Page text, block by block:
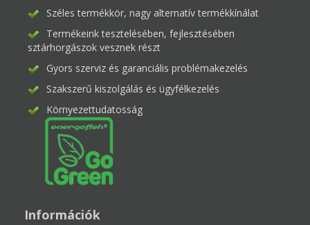
Széles termékkör, nagy alternatív termékkínálat
Termékeink tesztelésében, fejlesztésében
sztárhorgászok vesznek részt
Gyors szerviz és garanciális problémakezelés
Szakszerű kiszolgálás és ügyfélkezelés
Környezettudatosság
Információk